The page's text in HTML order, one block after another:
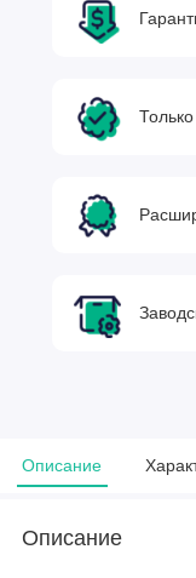
Описание
Описание